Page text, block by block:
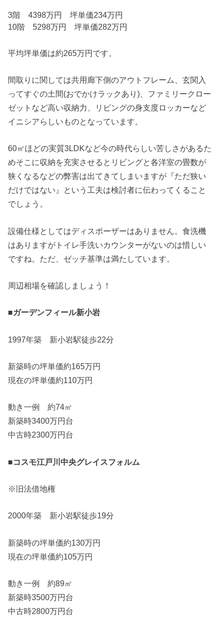
3階 4398万円 坪単価234万円
10階 5298万円 坪単価282万円
平均坪単価は約265万円です。
間取りに関しては共用廊下側のアウトフレーム、玄関入
ってすぐの土間(おでかけラックあり)、ファミリークロー
ゼットなど高い収納力、リビングの身支度ロッカーなど
イニシアらしいものとなっています。
60㎡ほどの実質3LDKなど今の時代らしい苦しさがあるた
めそこに収納を充実させるとリビングと各洋室の畳数が
狭くなるなどの弊害は出てきてしまいますが『ただ狭い
だけではない』という工夫は検討者に伝わってくること
でしょう。
設備仕様としてはディスポーザーはありません。食洗機
はありますがトイレ手洗いカウンターがないのは惜しい
ですね。ただ、ゼッチ基準は満たしています。
周辺相場を確認しましょう！
■ガーデンフィール新小岩
1997年築 新小岩駅徒歩22分
新築時の坪単価約165万円
現在の坪単価約110万円
動き一例 約74㎡
新築時3400万円台
中古時2300万円台
■コスモ江戸川中央グレイスフォルム
※旧法借地権
2000年築 新小岩駅徒歩19分
新築時の坪単価約130万円
現在の坪単価約105万円
動き一例 約89㎡
新築時3500万円台
中古時2800万円台